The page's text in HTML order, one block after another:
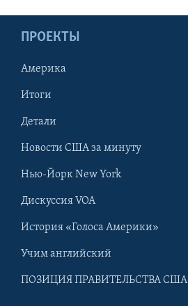
ПРОЕКТЫ
Америка
Итоги
Детали
Новости США за минуту
Нью-Йорк New York
Дискуссия VOA
История «Голоса Америки»
Учим английский
ПОЗИЦИЯ ПРАВИТЕЛЬСТВА США